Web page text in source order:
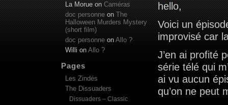
hello,
Voici un
improvisé car
J’en ai profité
série télé qui
ai vu aucun
qu’on ne peut
La MorueonCaméras
doc personneonThe
Halloween Murders Mystery
(short film)
doc personne on Allo ?
Willi on Allo ?
Pages
Les Zindés
The Dissuaders
Dissuaders – Classic